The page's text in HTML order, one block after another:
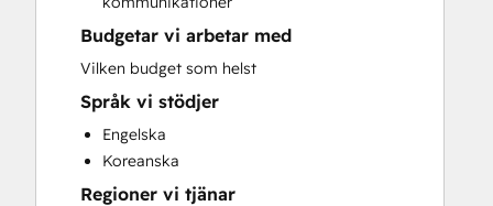
Knowledge Base Development
Paid Advertising
Sales and Marketing Alignment
Sales Coaching and Training
Search Engine Optimization
Social Media
Video Production
Website Design
Budgetar vi arbetar med
Vilken budget som helst
Språk vi stödjer
Engelska
Koreanska
Regioner vi tjänar